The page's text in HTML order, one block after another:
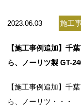
2023.06.03 施工
【施工事例追加】千
ら、ノーリツ製 GT-
【施工事例追加】千
ら、ノーリツ・・・